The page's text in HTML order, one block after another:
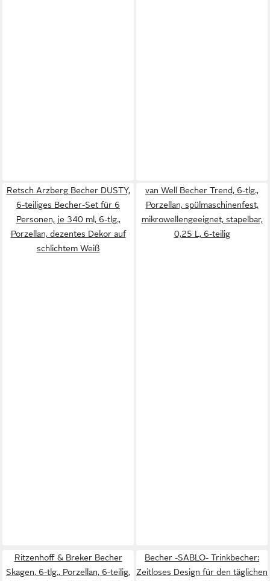
Retsch Arzberg Becher DUSTY,
6-teiliges Becher-Set für 6
Personen, je 340 ml, 6-tlg.,
Porzellan, dezentes Dekor auf
schlichtem Weiß
van Well Becher Trend, 6-tlg.,
Porzellan, spülmaschinenfest,
mikrowellengeeignet, stapelbar,
0,25 L, 6-teilig
Ritzenhoff & Breker Becher
Skagen, 6-tlg., Porzellan, 6-teilig,
Becher -SABLO- Trinkbecher:
Zeitloses Design für den täglichen